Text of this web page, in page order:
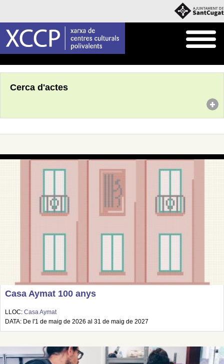
Cerca d'actes
Casa Aymat 100 anys
LLOC: Casa Aymat
DATA: De l'1 de maig de 2026 al 31 de maig de 2027